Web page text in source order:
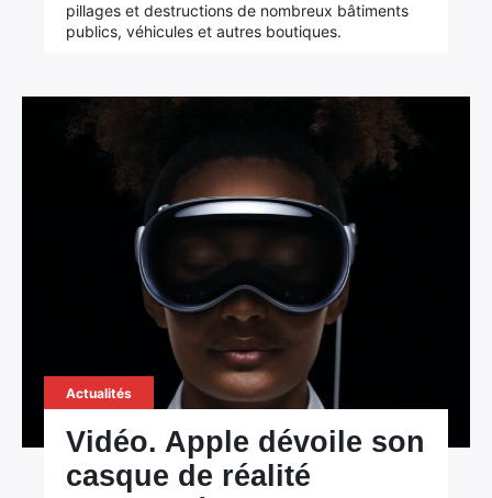
pillages et destructions de nombreux bâtiments
publics, véhicules et autres boutiques.
Actualités
Vidéo. Apple dévoile son
casque de réalité